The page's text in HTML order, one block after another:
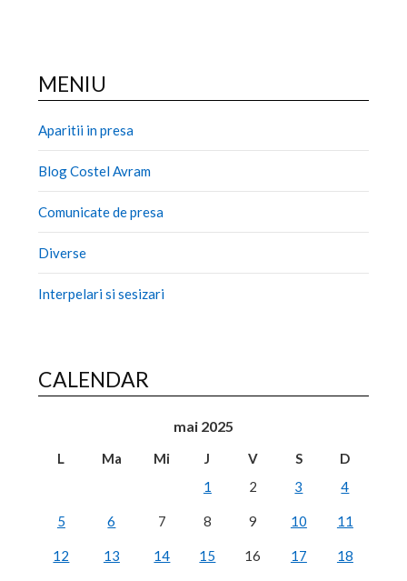
MENIU
Aparitii in presa
Blog Costel Avram
Comunicate de presa
Diverse
Interpelari si sesizari
CALENDAR
mai 2025
L Ma Mi J V S
D
1
2 3 4
5 6 7 8 9 10 11
12 13 14 15 16 17 18